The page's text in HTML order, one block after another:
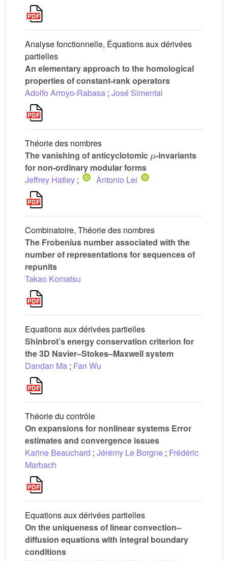
Analyse fonctionnelle, Équations aux dérivées
partielles
An elementary approach to the homological
properties of constant-rank operators
Adolfo Arroyo-Rabasa ; José Simental
Théorie des nombres
The vanishing of anticyclotomic
-invariants
for non-ordinary modular forms
Jeffrey Hatley ; Antonio Lei
Combinatoire, Théorie des nombres
The Frobenius number associated with the
number of representations for sequences of
repunits
Takao Komatsu
Equations aux dérivées partielles
Shinbrot’s energy conservation criterion for
the 3D Navier–Stokes–Maxwell system
Dandan Ma ; Fan Wu
Théorie du contrôle
On expansions for nonlinear systems Error
estimates and convergence issues
Karine Beauchard ; Jérémy Le Borgne ; Frédéric
Marbach
Equations aux dérivées partielles
On the uniqueness of linear convection–
diffusion equations with integral boundary
conditions